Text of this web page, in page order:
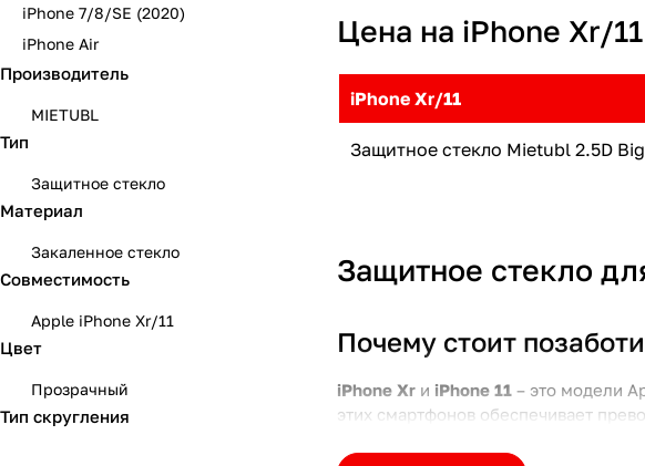
Цена на iPhone Xr/
iPhone Xr/11
Защитное стекло Mietubl 2.5D
Защитное стекло
Почему стоит
iPhone Xr и iPhone 11 – это модели
этих смартфонов обеспечивает
iPhone 7/8/SE (2020)
iPhone Air
Производитель
MIETUBL
Тип
Защитное стекло
Материал
Закаленное стекло
Совместимость
Apple iPhone Xr/11
Цвет
Прозрачный
Тип скругления